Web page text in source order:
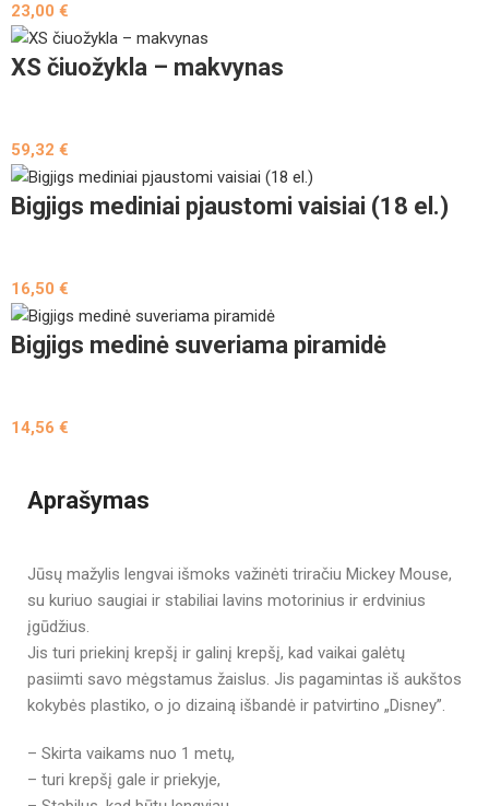
23,00€
XS čiuožykla – makvynas
59,32€
Bigjigs mediniai pjaustomi vaisiai (18 el.)
16,50€
Bigjigs medinė suveriama piramidė
14,56€
Aprašymas
Jūsų mažylis lengvai išmoks važinėti triračiu Mickey Mouse,
su kuriuo saugiai ir stabiliai lavins motorinius ir erdvinius
įgūdžius.
Jis turi priekinį krepšį ir galinį krepšį, kad vaikai galėtų
pasiimti savo mėgstamus žaislus. Jis pagamintas iš aukštos
kokybės plastiko, o jo dizainą išbandė ir patvirtino „Disney”.
– Skirta vaikams nuo 1 metų,
– turi krepšį gale ir priekyje,